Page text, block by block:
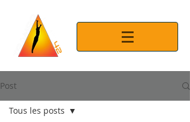
Post
Tous les posts